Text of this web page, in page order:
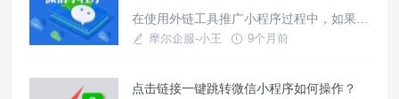
最简单便捷，只需关注天天外链公众号即可
实现，只适用于安卓设备；1、进入需要获
取路径信息的小程序页面，也就
在使用外链工具推广小程序过程中，如果是
自有企业小程序，那么扫码授权上架到外链
个人、第三方小程序，可通过获取小程序账
摩尔企服-小王
9个月前
点击链接一键跳转微信小程序如何操作？